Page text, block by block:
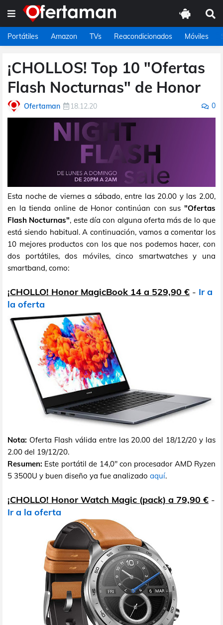
Portátiles Amazon TVs Reacondicionados Móviles
¡CHOLLOS! Top 10 "Ofertas
Flash Nocturnas" de Honor
Ofertaman 18.12.20 0
Esta noche de viernes a sábado, entre las 20.00 y las 2.00,
en la tienda online de Honor continúan con sus "Ofertas
Flash Nocturnas", este día con alguna oferta más de lo que
está siendo habitual. A continuación, vamos a comentar los
10 mejores productos con los que nos podemos hacer, con
dos portátiles, dos móviles, cinco smartwatches y una
smartband, como:
¡CHOLLO! Honor MagicBook 14 a 529,90 € - Ir a
la oferta
Nota: Oferta Flash válida entre las 20.00 del 18/12/20 y las
2.00 del 19/12/20.
Resumen: Este portátil de 14,0" con procesador AMD Ryzen
5 3500U y buen diseño ya fue analizado aquí.
¡CHOLLO! Honor Watch Magic (pack) a 79,90 € -
Ir a la oferta